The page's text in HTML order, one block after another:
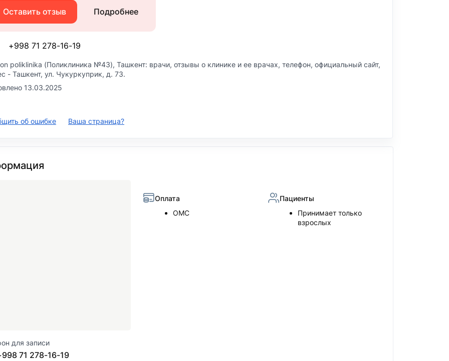
Оставить отзыв Подробнее
+998 71 278-16-19
poliklinika (Поликлиника №43), Ташкент: врачи, отзывы о клинике и ее врачах, телефон, официальный сайт,
- Ташкент, ул. Чукуркуприк, д. 73.
13.03.2025
об ошибке Ваша страница?
для записи
71 278-16-19
Оплата
ОМС
Пациенты
Принимает только
взрослых